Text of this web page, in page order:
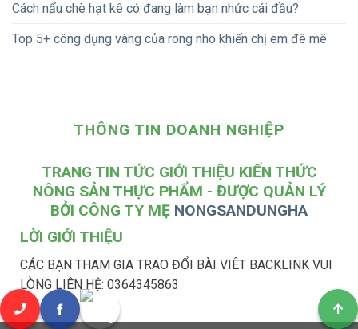
Cách nấu chè hạt kê có đang làm bạn nhức cái đầu?
Top 5+ công dụng vàng của rong nho khiến chị em đê mê
THÔNG TIN DOANH NGHIỆP
TRANG TIN TỨC GIỚI THIỆU KIẾN THỨC
NÔNG SẢN THỰC PHẨM - ĐƯỢC QUẢN LÝ
BỞI CÔNG TY MẸ NONGSANDUNGHA
LỜI GIỚI THIỆU
CÁC BẠN THAM GIA TRAO ĐỔI BÀI VIÊT BACKLINK VUI
LÒNG LIÊN HỆ: 0364345863